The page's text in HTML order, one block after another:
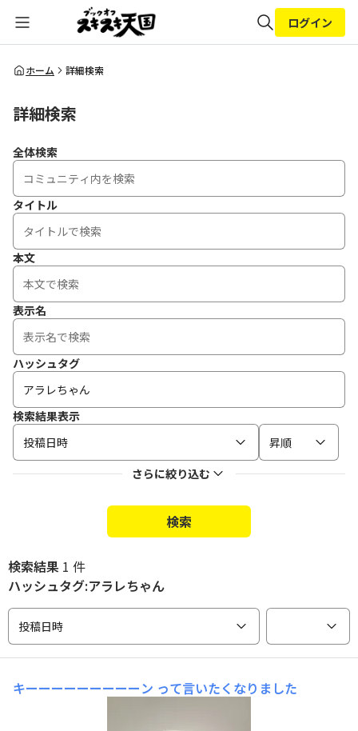
全体検索
ログイン
ホーム 詳細検索
詳細検索
全体検索
タイトル
本文
表示名
ハッシュタグ
検索結果表示
投稿日時
昇順
さらに絞り込む
検索
検索結果 1 件
ハッシュタグ:アラレちゃん
投稿日時
キーーーーーーーーーン って言いたくなりました